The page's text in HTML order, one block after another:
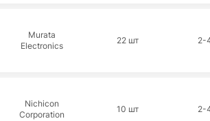
Murata
Electronics
22 шт 2-
Nichicon
Corporation
10 шт 2-